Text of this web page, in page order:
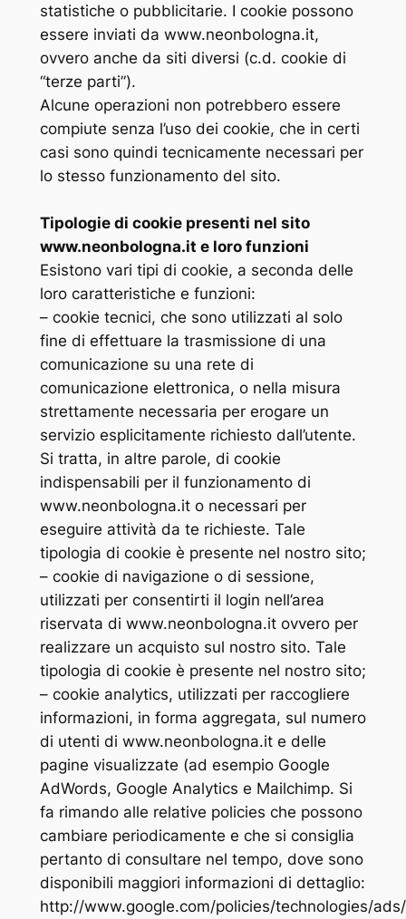
statistiche o pubblicitarie. I cookie possono
essere inviati da www.neonbologna.it,
ovvero anche da siti diversi (c.d. cookie di
“terze parti”).
Alcune operazioni non potrebbero essere
compiute senza l’uso dei cookie, che in certi
casi sono quindi tecnicamente necessari per
lo stesso funzionamento del sito.
Tipologie di cookie presenti nel sito
www.neonbologna.it e loro funzioni
Esistono vari tipi di cookie, a seconda delle
loro caratteristiche e funzioni:
– cookie tecnici, che sono utilizzati al solo
fine di effettuare la trasmissione di una
comunicazione su una rete di
comunicazione elettronica, o nella misura
strettamente necessaria per erogare un
servizio esplicitamente richiesto dall’utente.
Si tratta, in altre parole, di cookie
indispensabili per il funzionamento di
www.neonbologna.it o necessari per
eseguire attività da te richieste. Tale
tipologia di cookie è presente nel nostro sito;
– cookie di navigazione o di sessione,
utilizzati per consentirti il login nell’area
riservata di www.neonbologna.it ovvero per
realizzare un acquisto sul nostro sito. Tale
tipologia di cookie è presente nel nostro sito;
– cookie analytics, utilizzati per raccogliere
informazioni, in forma aggregata, sul numero
di utenti di www.neonbologna.it e delle
pagine visualizzate (ad esempio Google
AdWords, Google Analytics e Mailchimp. Si
fa rimando alle relative policies che possono
cambiare periodicamente e che si consiglia
pertanto di consultare nel tempo, dove sono
disponibili maggiori informazioni di dettaglio:
http://www.google.com/policies/technologies/